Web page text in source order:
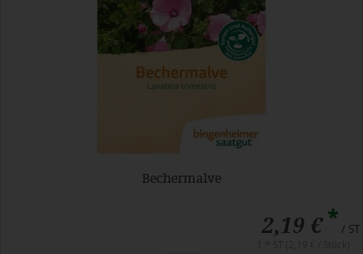
Bechermalve
2,19 €* / ST